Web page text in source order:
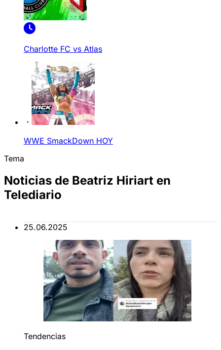
Charlotte FC vs Atlas
WWE SmackDown HOY
Tema
Noticias de Beatriz Hiriart en
Telediario
25.06.2025
Tendencias